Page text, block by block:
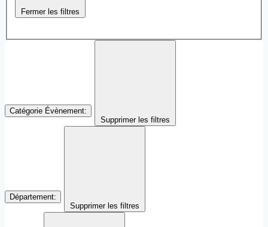
Fermer les filtres
Catégorie Évènement:
Supprimer les filtres
Département:
Supprimer les filtres